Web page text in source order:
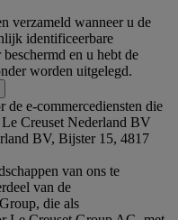
verzameld wanneer u de
identificeerbare
en u hebt de
worden uitgelegd.
e-commercediensten die
Creuset Nederland BV
BV, Bijster 15, 4817
van ons te
van de
die als